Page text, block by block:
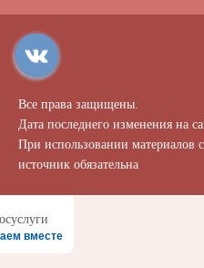
Все права защищены.
Дата последнего изменения на
При использовании материалов
источник обязательна
вместе